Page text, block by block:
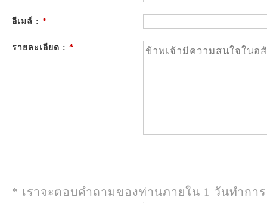
อีเมล์ : *
รายละเอียด : *
* เราจะตอบคำถามของท่านภายใน 1 วันทำกา